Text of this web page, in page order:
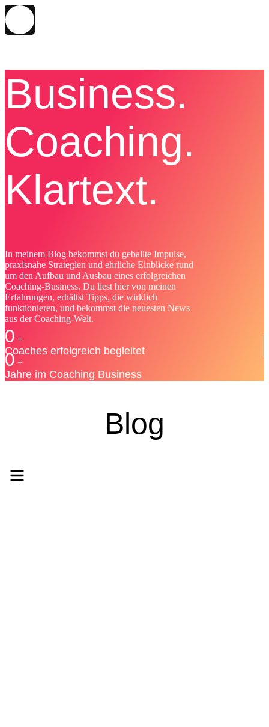
Business.
Coaching.
Klartext.
In meinem Blog bekommst du geballte Impulse,
praxisnahe Strategien und ehrliche Einblicke rund
um den Aufbau und Ausbau eines erfolgreichen
Coaching-Business. Du liest hier von meinen
Erfahrungen, erhältst Tipps, die wirklich
funktionieren, und bekommst die neuesten News
aus der Coaching-Welt.
0 +
Coaches erfolgreich begleitet
0 +
Jahre im Coaching Business
Blog